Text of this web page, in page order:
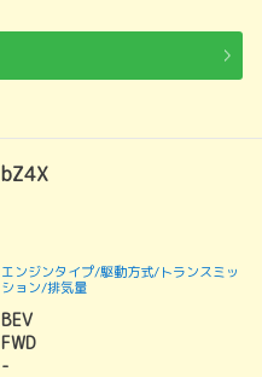
bZ4X
エンジンタイプ/駆動方式/トランスミッ
ション/排気量
BEV
FWD
-